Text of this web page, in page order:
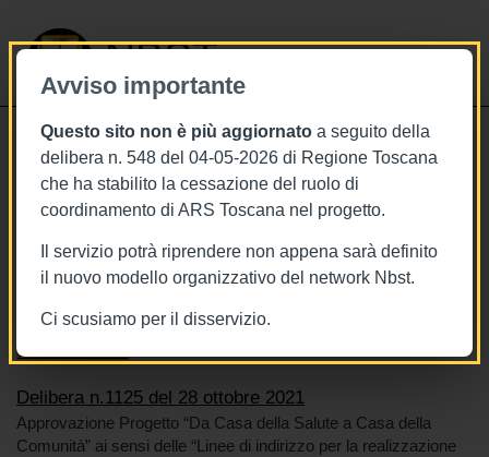
Avviso importante
Questo sito non è più aggiornato a seguito della
delibera n. 548 del 04-05-2026 di Regione Toscana
che ha stabilito la cessazione del ruolo di
coordinamento di ARS Toscana nel progetto.
Il servizio potrà riprendere non appena sarà definito
il nuovo modello organizzativo del network Nbst.
Ci scusiamo per il disservizio.
NBST
28/10/2021
Delibera n.1125 del 28 ottobre 2021
Tags Toscana
BURT Bollettino della regione toscana
Sistema sanitario
Delibera n.1125 del 28 ottobre 2021
Approvazione Progetto “Da Casa della Salute a Casa della
Comunità” ai sensi delle “Linee di indirizzo per la realizzazione